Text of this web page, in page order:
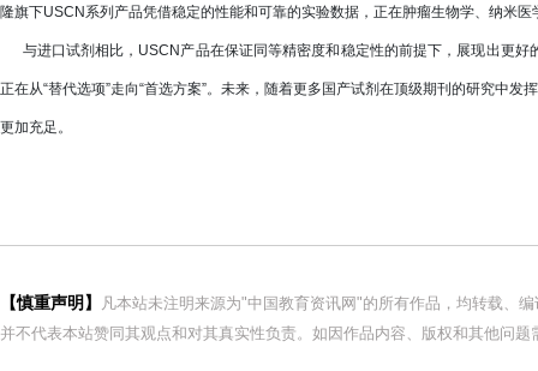
隆旗下USCN系列产品凭借稳定的性能和可靠的实验数据，正在肿瘤生物学、纳米
与进口试剂相比，USCN产品在保证同等精密度和稳定性的前提下，展现出更好
正在从“替代选项”走向“首选方案”。未来，随着更多国产试剂在顶级期刊的研究中
更加充足。
【慎重声明】
凡本站未注明来源为"中国教育资讯网"的所有作品，均转载、
并不代表本站赞同其观点和对其真实性负责。如因作品内容、版权和其他问